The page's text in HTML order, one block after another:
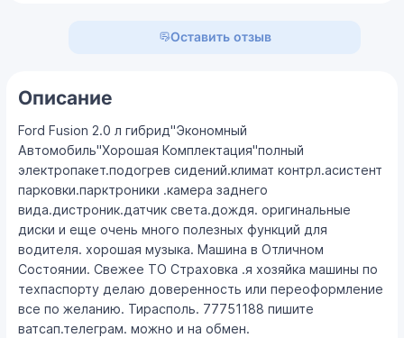
Оставить отзыв
Описание
Ford Fusion 2.0 л гибрид"Экономный
Автомобиль"Хорошая Комплектация"полный
электропакет.подогрев сидений.климат контрл.асистент
парковки.парктроники .камера заднего
вида.дистроник.датчик света.дождя. оригинальные
диски и еще очень много полезных функций для
водителя. хорошая музыка. Машина в Отличном
Состоянии. Свежее ТО Страховка .я хозяйка машины по
техпаспорту делаю доверенность или переоформление
все по желанию. Тирасполь. 77751188 пишите
ватсап.телеграм. можно и на обмен.